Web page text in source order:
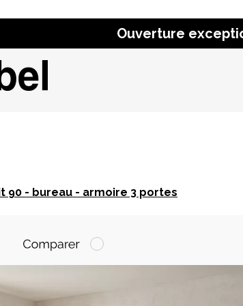
Ouverture
90 - bureau - armoire 3 portes